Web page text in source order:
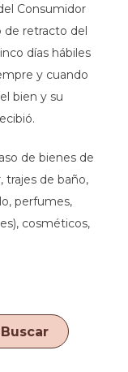
Consumidor
de retracto del
días hábiles
y cuando
bien y su
de bienes de
trajes de baño,
perfumes,
cosméticos,